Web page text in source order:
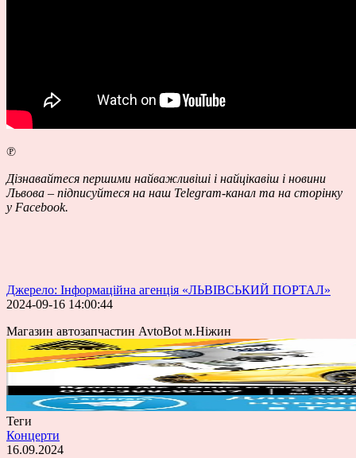
℗
Дізнавайтеся першими найважливіші і найцікавіш і новини
Львова – підписуйтеся на наш Telegram-канал та на сторінку
у Facebook.
Джерело: Інформаційна агенція «ЛЬВІВСЬКИЙ ПОРТАЛ»
2024-09-16 14:00:44
Магазин автозапчастин AvtoBot м.Ніжин
Теги
Концерти
16.09.2024